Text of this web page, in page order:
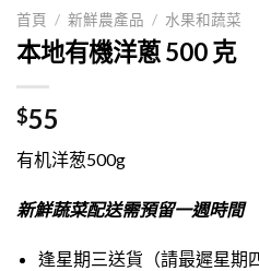
首頁 / 新鮮農產品 / 水果和蔬菜
本地有機洋蔥 500 克
$55
有机洋葱500g
新鮮蔬菜配送需預留一週時間
逢星期三送貨（請最遲星期